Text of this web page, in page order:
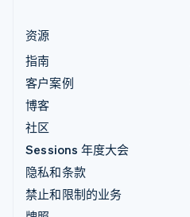
资源
指南
客户案例
博客
社区
Sessions 年度大会
隐私和条款
禁止和限制的业务